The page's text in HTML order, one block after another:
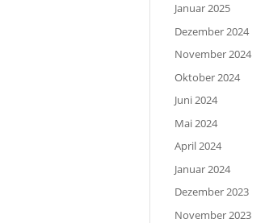
Januar 2025
Dezember 2024
November 2024
Oktober 2024
Juni 2024
Mai 2024
April 2024
Januar 2024
Dezember 2023
November 2023